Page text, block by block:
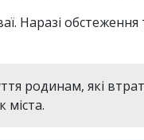
Наразі
родинам, які
міста.